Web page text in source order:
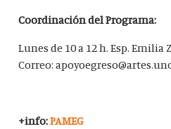
Coordinación del Programa:
Lunes de 10 a 12 h. Esp. Emilia
Correo:
+info:PAMEG